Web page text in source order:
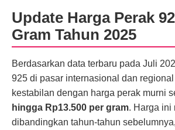
Update Harga Perak
Gram Tahun 2025
Berdasarkan data terbaru pada Juli
925 di pasar internasional dan
kestabilan dengan harga perak murni
hingga Rp13.500 per gram. Harga ini
dibandingkan tahun-tahun